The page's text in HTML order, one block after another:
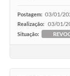
Postagem: 03/01/
Realização: 03/01/
Situação: